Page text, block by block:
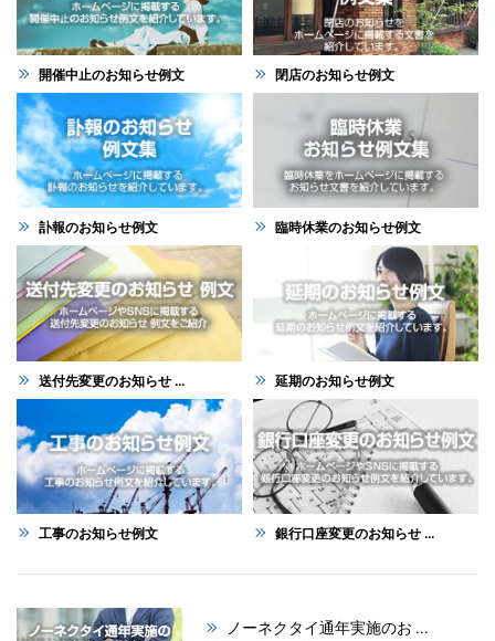
開催中止のお知らせ例文 閉店のお知らせ例文
訃報のお知らせ例文 臨時休業のお知らせ例文
送付先変更のお知らせ ... 延期のお知らせ例文
工事のお知らせ例文 銀行口座変更のお知らせ ...
ノーネクタイ通年実施のお ...